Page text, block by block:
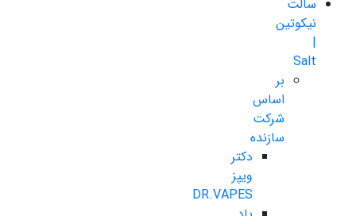
سالت
نیکوتین
|
Salt
بر
اساس
شرکت
سازنده
دکتر
ویپز
DR.VAPES